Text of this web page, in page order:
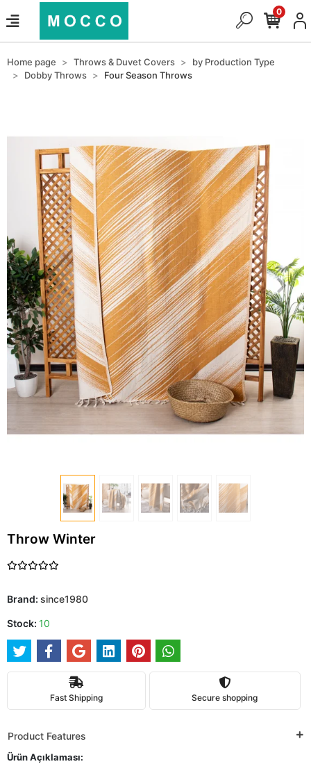
0
Home page Throws & Duvet Covers
by Production Type
Dobby Throws
Four Season Throws
Throw Winter
Brand: since1980
Stock: 10
Fast Shipping Secure shopping
Product Features
Ürün Açıklaması: